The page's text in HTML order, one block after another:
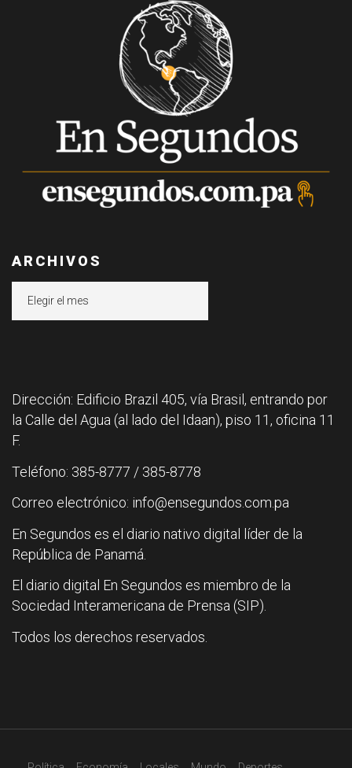
ARCHIVOS
Dirección: Edificio Brazil 405, vía Brasil, entrando por
la Calle del Agua (al lado del Idaan), piso 11, oficina 11
F.
Teléfono: 385-8777 / 385-8778
Correo electrónico: info@ensegundos.com.pa
En Segundos es el diario nativo digital líder de la
República de Panamá.
El diario digital En Segundos es miembro de la
Sociedad Interamericana de Prensa (SIP).
Todos los derechos reservados.